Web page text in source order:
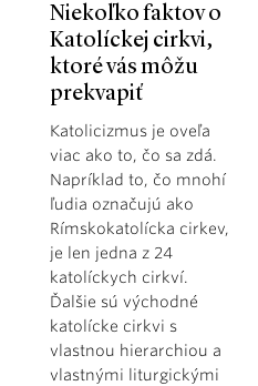
Niekoľko faktov o
Katolíckej cirkvi,
ktoré vás môžu
prekvapiť
Katolicizmus je oveľa
viac ako to, čo sa zdá.
Napríklad to, čo mnohí
ľudia označujú ako
Rímskokatolícka cirkev,
je len jedna z 24
katolíckych cirkví.
Ďalšie sú východné
katolícke cirkvi s
vlastnou hierarchiou a
vlastnými liturgickými